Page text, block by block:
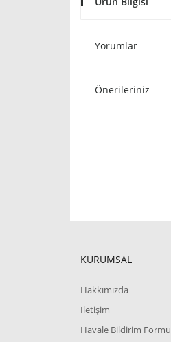
Yorumlar
Önerileriniz
KURUMSAL
Hakkımızda
İletişim
Havale Bildirim Formu